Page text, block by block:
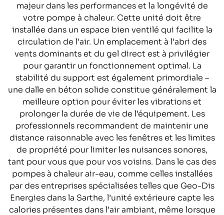
majeur dans les performances et la longévité de
votre pompe à chaleur. Cette unité doit être
installée dans un espace bien ventilé qui facilite la
circulation de l’air. Un emplacement à l’abri des
vents dominants et du gel direct est à privilégier
pour garantir un fonctionnement optimal. La
stabilité du support est également primordiale –
une dalle en béton solide constitue généralement la
meilleure option pour éviter les vibrations et
prolonger la durée de vie de l’équipement. Les
professionnels recommandent de maintenir une
distance raisonnable avec les fenêtres et les limites
de propriété pour limiter les nuisances sonores,
tant pour vous que pour vos voisins. Dans le cas des
pompes à chaleur air-eau, comme celles installées
par des entreprises spécialisées telles que Geo-Dis
Energies dans la Sarthe, l’unité extérieure capte les
calories présentes dans l’air ambiant, même lorsque